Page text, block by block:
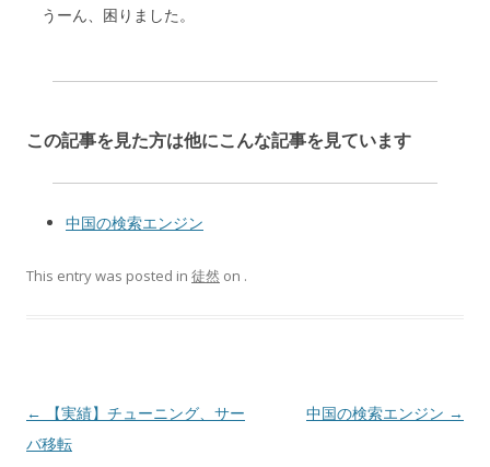
うーん、困りました。
この記事を見た方は他にこんな記事を見ています
中国の検索エンジン
This entry was posted in 徒然 on .
Post navigation
←
【実績】チューニング、サー
バ移転
中国の検索エンジン →